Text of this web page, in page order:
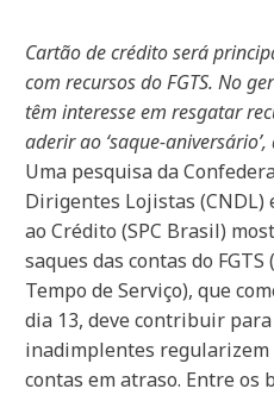
Cartão de crédito será
com recursos do FGTS. No
têm interesse em resgatar
aderir ao ‘saque-
Uma pesquisa da
Dirigentes Lojistas (CNDL)
ao Crédito (SPC Brasil)
saques das contas do
Tempo de Serviço), que
dia 13, deve contribuir
inadimplentes regularizem
contas em atraso. Entre os